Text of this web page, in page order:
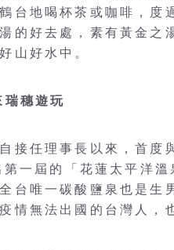
台地喝杯茶或咖啡，度
的好去處，素有黃金之
山好水中。
瑞穗遊玩
接任理事長以來，首度
一屆的「花蓮太平洋溫
台唯一碳酸鹽泉也是生
情無法出國的台灣人，